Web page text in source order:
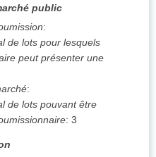
public
:
de lots pour lesquels
peut présenter une
:
de lots pouvant être
: 3